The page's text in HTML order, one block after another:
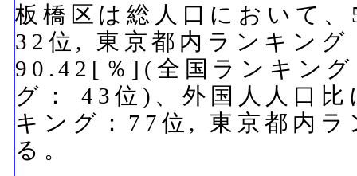
板橋区は総人口において
32位, 東京都内ランキン
90.42[％](全国ランキン
グ： 43位)、外国人人口
キング：77位, 東京都内
る。